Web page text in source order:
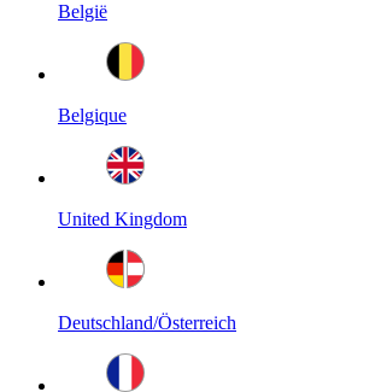
België
Belgique
United Kingdom
Deutschland/Österreich